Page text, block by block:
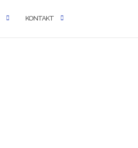
KONTAKT